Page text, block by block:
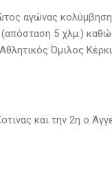
αγώνας
5 χλμ.)
Όμιλος
και την 2η ο